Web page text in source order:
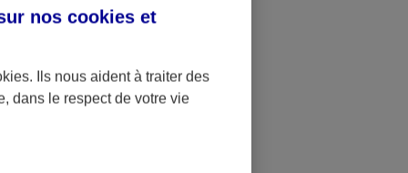
15 ans,
peuvent
€ de
nos cookies et
. Ils nous aident à traiter des
dans le respect de votre vie